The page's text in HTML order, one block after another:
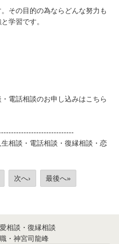
その目的の為ならどんな努力も
学習です。
電話相談のお申し込みはこちら
相談・電話相談・復縁相談・恋
次へ› 最後へ»
相談・復縁相談
・神宮司龍峰